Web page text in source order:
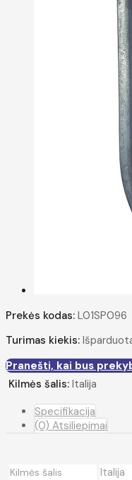
Prekės kodas: L01SP096
Turimas kiekis:
Pranešti, kai bus
Kilmės šalis: Italija
Specifikacija
(0) Atsiliepimai
Kilmės šalis
Italija